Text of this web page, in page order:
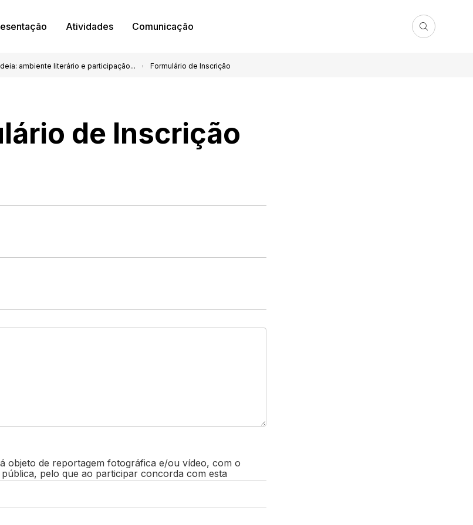
Atividades Comunicação
ambiente literário e participação... Formulário de Inscrição
de Inscrição
objeto de reportagem fotográfica e/ou vídeo, com o
pelo que ao participar concorda com esta